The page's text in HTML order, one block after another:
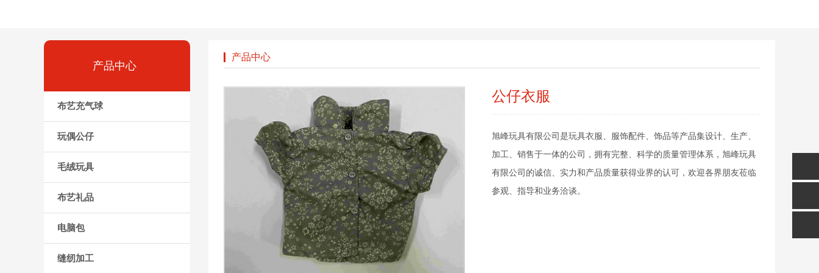
产品中心
布艺充气球
玩偶公仔
毛绒玩具
布艺礼品
电脑包
缝纫加工
产品中心
公仔衣服
旭峰玩具有限公司是玩具衣服、服饰配件、饰品等产品集设计、生产、
加工、销售于一体的公司，拥有完整、科学的质量管理体系，旭峰玩具
有限公司的诚信、实力和产品质量获得业界的认可，欢迎各界朋友莅临
参观、指导和业务洽谈。